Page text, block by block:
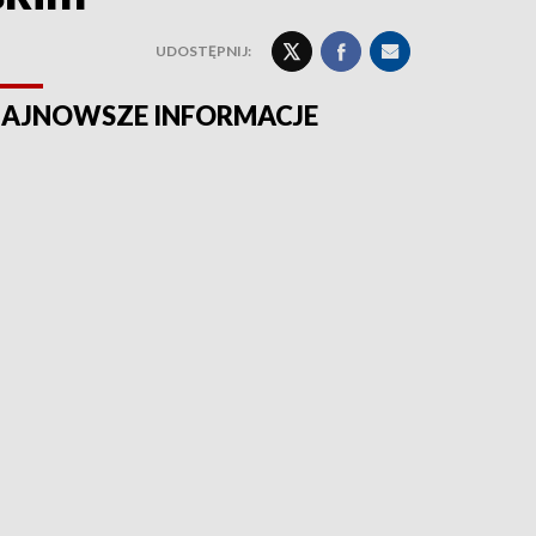
UDOSTĘPNIJ:
INFORMACJE